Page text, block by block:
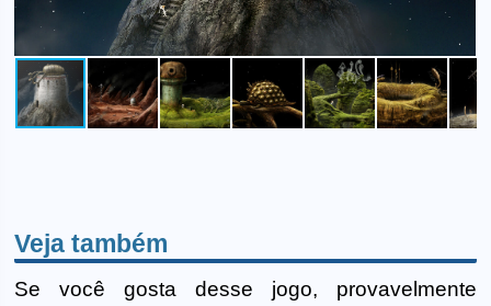
Veja também
Se você gosta desse jogo, provavelmente